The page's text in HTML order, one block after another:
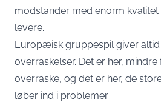
modstander med enorm
levere.
Europæisk gruppespil giver
overraskelser. Det er her,
overraske, og det er her, de
løber ind i problemer.